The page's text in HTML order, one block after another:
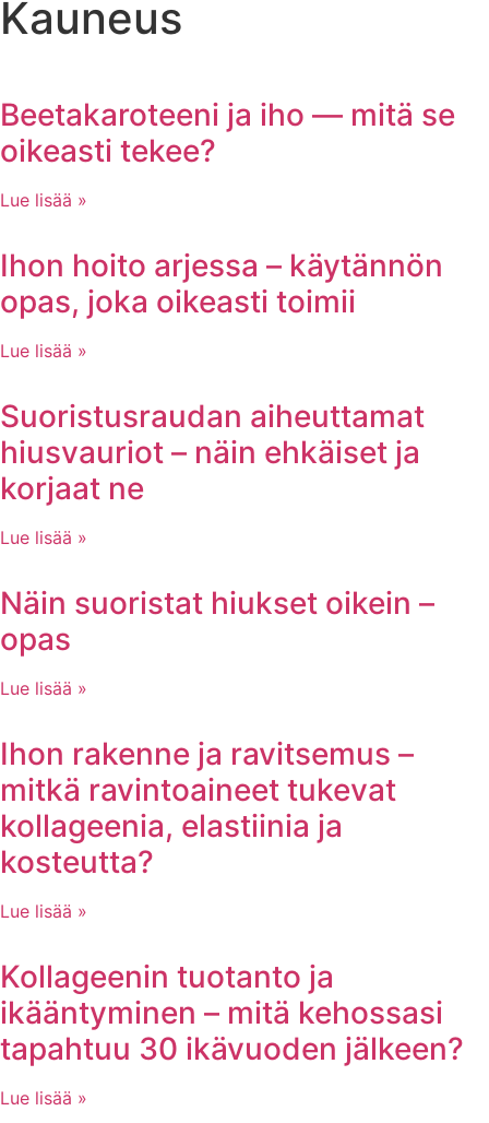
Kauneus
Beetakaroteeni ja iho — mitä se
oikeasti tekee?
Lue lisää »
Ihon hoito arjessa – käytännön
opas, joka oikeasti toimii
Lue lisää »
Suoristusraudan aiheuttamat
hiusvauriot – näin ehkäiset ja
korjaat ne
Lue lisää »
Näin suoristat hiukset oikein –
opas
Lue lisää »
Ihon rakenne ja ravitsemus –
mitkä ravintoaineet tukevat
kollageenia, elastiinia ja
kosteutta?
Lue lisää »
Kollageenin tuotanto ja
ikääntyminen – mitä kehossasi
tapahtuu 30 ikävuoden jälkeen?
Lue lisää »